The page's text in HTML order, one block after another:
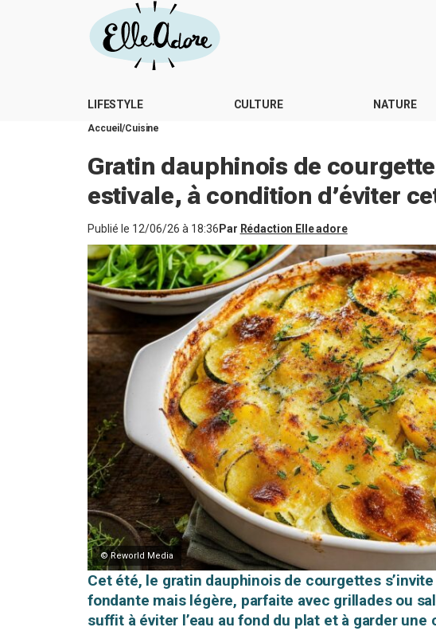
LIFESTYLE CULTURE NATURE
Accueil Cuisine
Gratin dauphinois de
estivale, à condition d’éviter
Publié le 12/06/26 à 18:36 Par Rédaction Elle adore
© Reworld Media
Cet été, le gratin dauphinois de courgettes
fondante mais légère, parfaite avec grillades ou
suffit à éviter l’eau au fond du plat et à garder